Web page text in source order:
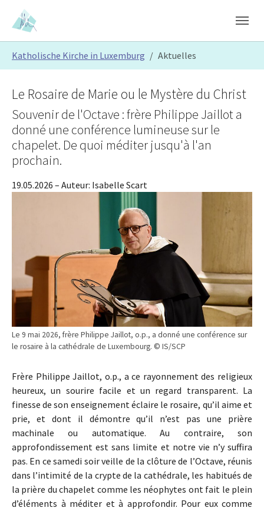
Skip to main content
Skip to page footer
Katholische Kirche in Luxemburg Aktuelles
Le 9 mai 2026, frère Philippe Jaillot, o.p., a donné une conférence sur
le rosaire à la cathédrale de Luxembourg. © IS/SCP
Le Rosaire de Marie ou le Mystère du Christ
Souvenir de l'Octave : frère Philippe Jaillot a
donné une conférence lumineuse sur le
chapelet. De quoi méditer jusqu'à l'an
prochain.
19.05.2026 – Auteur: Isabelle Scart
Frère Philippe Jaillot, o.p., a ce rayonnement des religieux
heureux, un sourire facile et un regard transparent. La
finesse de son enseignement éclaire le rosaire, qu’il aime et
prie, et dont il démontre qu’il n’est pas une prière
machinale ou automatique. Au contraire, son
approfondissement est sans limite et notre vie n’y suffira
pas. En ce samedi soir veille de la clôture de l’Octave, réunis
dans l’intimité de la crypte de la cathédrale, les habitués de
la prière du chapelet comme les néophytes ont fait le plein
d’éléments à méditer et à approfondir. Pour eux comme